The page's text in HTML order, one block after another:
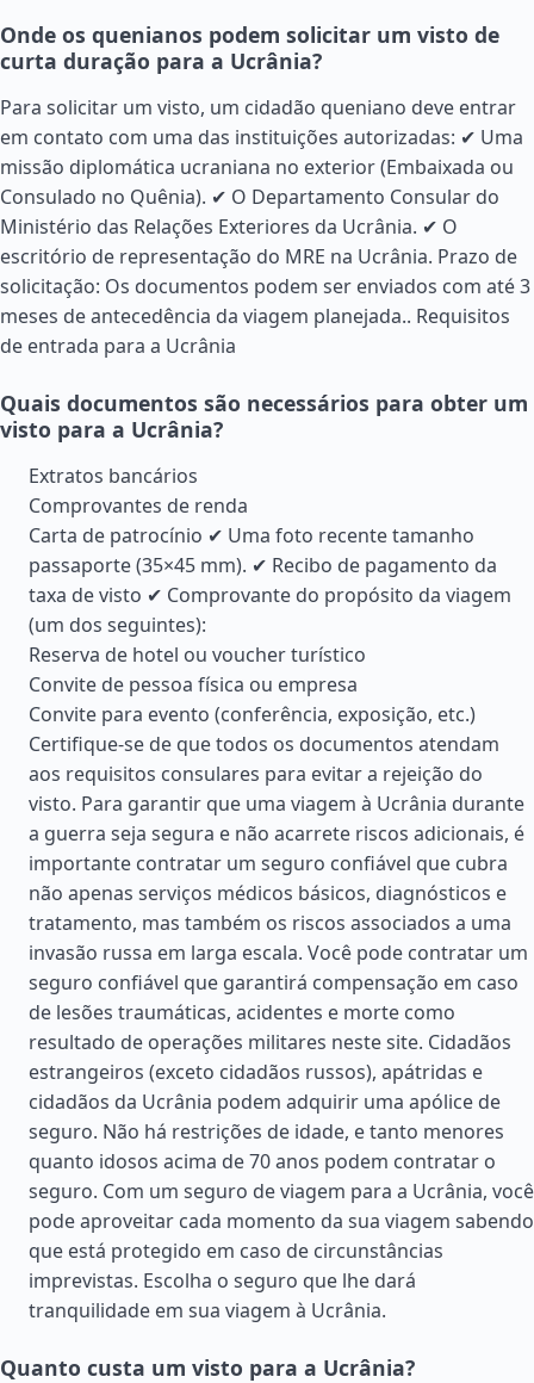
Onde os quenianos podem solicitar um visto de
curta duração para a Ucrânia?
Para solicitar um visto, um cidadão queniano deve entrar
em contato com uma das instituições autorizadas: ✔ Uma
missão diplomática ucraniana no exterior (Embaixada ou
Consulado no Quênia). ✔ O Departamento Consular do
Ministério das Relações Exteriores da Ucrânia. ✔ O
escritório de representação do MRE na Ucrânia. Prazo de
solicitação: Os documentos podem ser enviados com até 3
meses de antecedência da viagem planejada.. Requisitos
de entrada para a Ucrânia
Quais documentos são necessários para obter um
visto para a Ucrânia?
Extratos bancários
Comprovantes de renda
Carta de patrocínio ✔ Uma foto recente tamanho
passaporte (35×45 mm). ✔ Recibo de pagamento da
taxa de visto ✔ Comprovante do propósito da viagem
(um dos seguintes):
Reserva de hotel ou voucher turístico
Convite de pessoa física ou empresa
Convite para evento (conferência, exposição, etc.)
Certifique-se de que todos os documentos atendam
aos requisitos consulares para evitar a rejeição do
visto. Para garantir que uma viagem à Ucrânia durante
a guerra seja segura e não acarrete riscos adicionais, é
importante contratar um seguro confiável que cubra
não apenas serviços médicos básicos, diagnósticos e
tratamento, mas também os riscos associados a uma
invasão russa em larga escala. Você pode contratar um
seguro confiável que garantirá compensação em caso
de lesões traumáticas, acidentes e morte como
resultado de operações militares neste site. Cidadãos
estrangeiros (exceto cidadãos russos), apátridas e
cidadãos da Ucrânia podem adquirir uma apólice de
seguro. Não há restrições de idade, e tanto menores
quanto idosos acima de 70 anos podem contratar o
seguro. Com um seguro de viagem para a Ucrânia, você
pode aproveitar cada momento da sua viagem sabendo
que está protegido em caso de circunstâncias
imprevistas. Escolha o seguro que lhe dará
tranquilidade em sua viagem à Ucrânia.
Quanto custa um visto para a Ucrânia?